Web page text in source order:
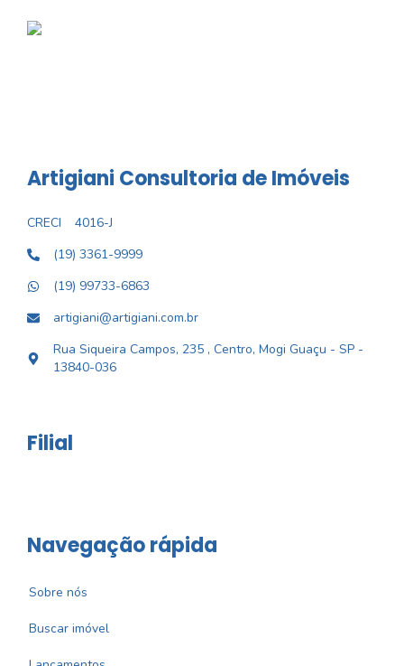
Artigiani Consultoria de Imóveis
CRECI
4016-J
(19) 3361-9999
(19) 99733-6863
artigiani@artigiani.com.br
Rua Siqueira Campos, 235 , Centro, Mogi Guaçu - SP -
13840-036
Filial
Navegação rápida
Sobre nós
Buscar imóvel